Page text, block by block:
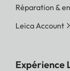
Réparation &
Leica Account
Expérience